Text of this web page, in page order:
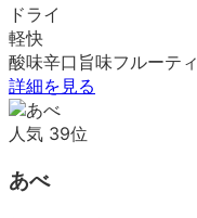
ドライ
軽快
酸味辛口 旨味フルーティ
詳細を見る
人気 39位
あべ